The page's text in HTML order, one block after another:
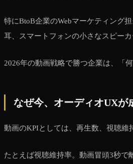
特にBtoB企業のWebマーケティング
耳、スマートフォンの小さなスピー
2026年の動画戦略で勝つ企業は、「
なぜ今、オーディオUXが
動画のKPIとしては、再生数、視聴
たとえば視聴維持率。動画冒頭3秒